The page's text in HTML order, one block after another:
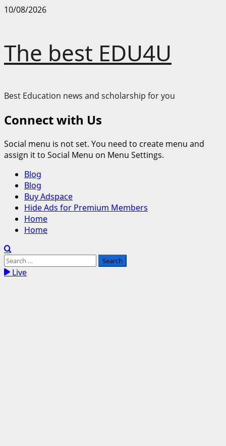
Skip
10/08/2026
The best EDU4U
Best Education news and scholarship for you
Connect with Us
Social menu is not set. You need to create menu and
assign it to Social Menu on Menu Settings.
Primary
Menu
Blog
Blog
Buy Adspace
Hide Ads for Premium Members
Home
Home
Search
for:Live